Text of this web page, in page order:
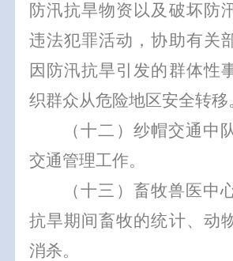
防汛抗旱物资以及破坏防
违法犯罪活动，协助有关
因防汛抗旱引发的群体性
织群众从危险地区安全转移
（十二）纱帽交通中
交通管理工作。
（十三）畜牧兽医中
抗旱期间畜牧的统计、动
消杀。